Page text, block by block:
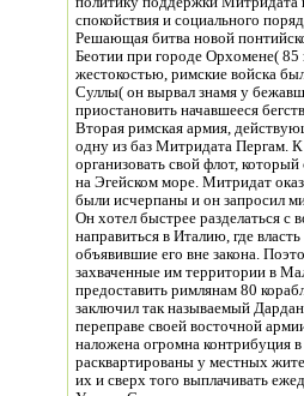
спокойствия и социального
Решающая битва новой
Беотии при городе Орхомене( 85
жестокостью, римские войска
Суллы( он вырвал знамя у
приостановить начавшееся
Вторая римская армия,
одну из баз Митридата Пергам.
организовать свой флот,
на Эгейском море. Митридат
были исчерпаны и он запросил
Он хотел быстрее разделаться
направиться в Италию, где
объявившие его вне закона.
захваченные им территории в
предоставить римлянам 80
заключил так называемый
переправе своей восточной
наложена огромна контрибуция
расквартированы у местных
их и сверх того выплачивать